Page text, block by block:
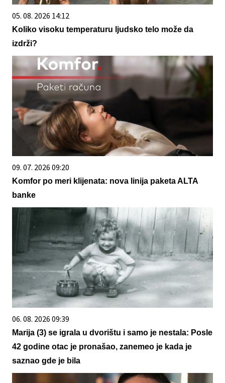
05. 08. 2026 14:12
Koliko visoku temperaturu ljudsko telo može da
izdrži?
09. 07. 2026 09:20
Komfor po meri klijenata: nova linija paketa ALTA
banke
06. 08. 2026 09:39
Marija (3) se igrala u dvorištu i samo je nestala: Posle
42 godine otac je pronašao, zanemeo je kada je
saznao gde je bila